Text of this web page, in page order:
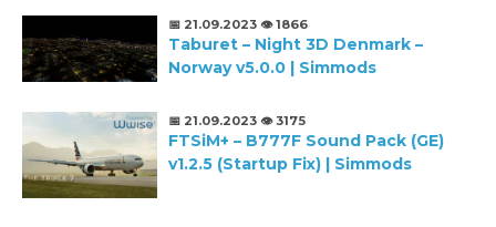
📅 21.09.2023 👁️ 1866
Taburet – Night 3D Denmark –
Norway v5.0.0 | Simmods
📅 21.09.2023 👁️ 3175
FTSiM+ – B777F Sound Pack (GE)
v1.2.5 (Startup Fix) | Simmods